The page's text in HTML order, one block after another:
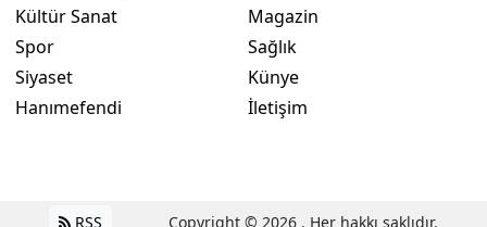
Kültür Sanat
Spor
Siyaset
Hanımefendi
Magazin
Sağlık
Künye
İletişim
RSS Copyright © 2026 . Her hakkı saklıdır.